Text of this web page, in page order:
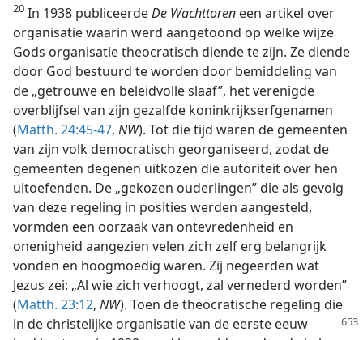
20 In 1938 publiceerdeDe Wachttoren een artikel over
organisatie waarin werd aangetoond op welke wijze
Gods organisatie theocratisch diende te zijn. Ze diende
door God bestuurd te worden door bemiddeling van
de „getrouwe en beleidvolle slaaf”, het verenigde
overblijfsel van zijn gezalfde koninkrijkserfgenamen
(Matth. 24:45-47, NW). Tot die tijd waren de gemeenten
van zijn volk democratisch georganiseerd, zodat de
gemeenten degenen uitkozen die autoriteit over hen
uitoefenden. De „gekozen ouderlingen” die als gevolg
van deze regeling in posities werden aangesteld,
vormden een oorzaak van ontevredenheid en
onenigheid aangezien velen zich zelf erg belangrijk
vonden en hoogmoedig waren. Zij negeerden wat
Jezus zei: „Al wie zich verhoogt, zal vernederd worden”
(Matth. 23:12, NW). Toen de theocratische regeling die
in de christelijke organisatie van de eerste eeuw